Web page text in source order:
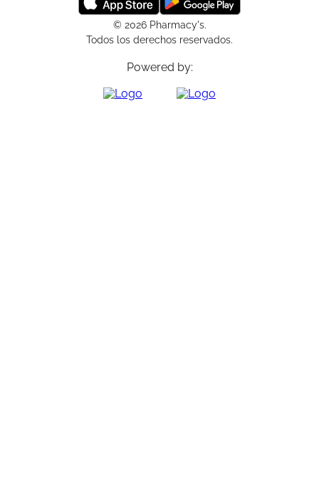
© 2026 Pharmacy's.
Todos los derechos reservados.
Powered by: